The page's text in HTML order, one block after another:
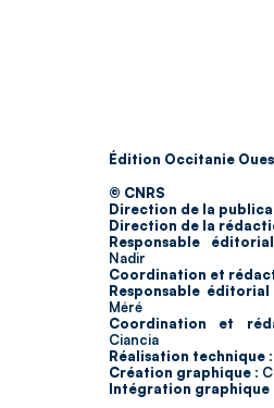
Édition Occitanie
© CNRS
Direction de la
Direction de la
Responsable
Nadir
Coordination et
Responsable
Méré
Coordination et
Ciancia
Réalisation technique :
Création graphique :
Intégration graphique